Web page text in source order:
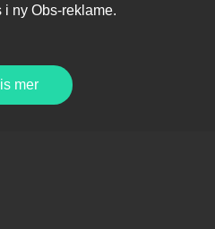
ny Obs-reklame.
mer